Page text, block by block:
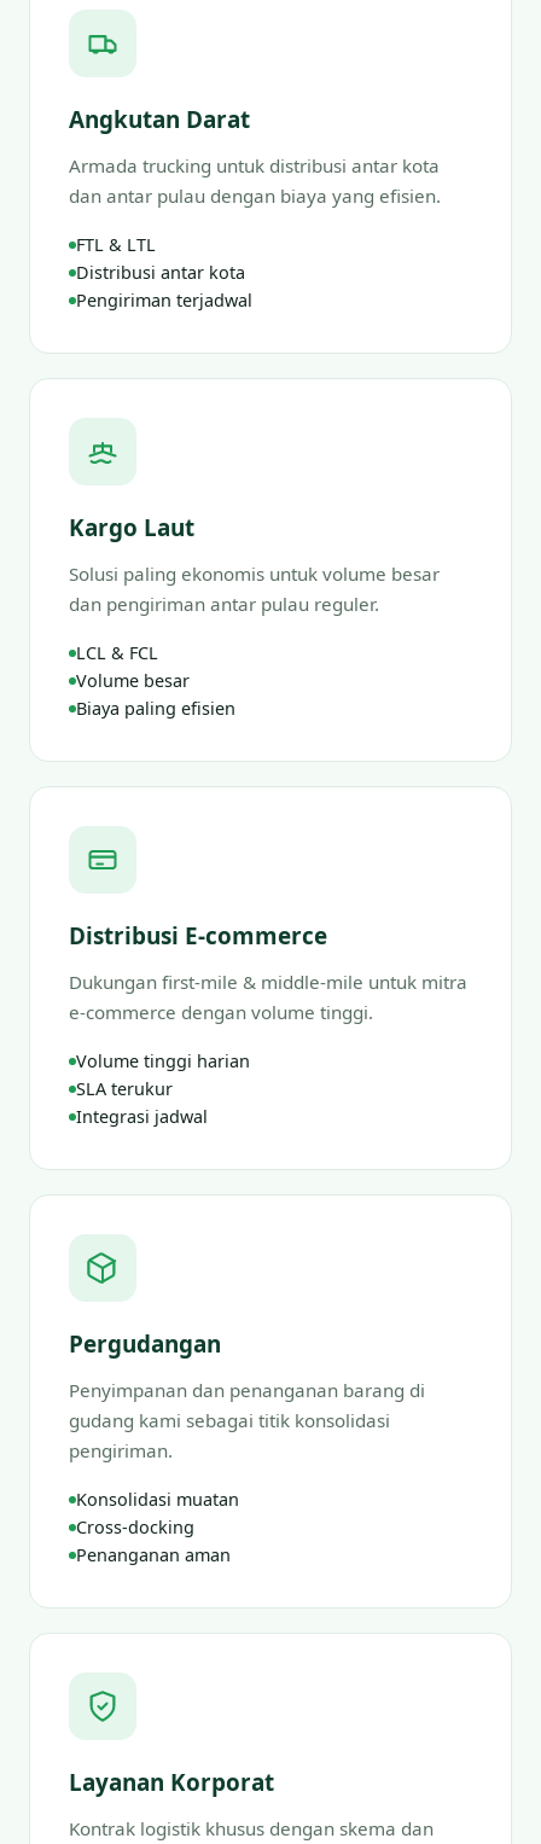
Angkutan Darat
Armada trucking untuk distribusi antar kota
dan antar pulau dengan biaya yang efisien.
FTL & LTL
Distribusi antar kota
Pengiriman terjadwal
Kargo Laut
Solusi paling ekonomis untuk volume besar
dan pengiriman antar pulau reguler.
LCL & FCL
Volume besar
Biaya paling efisien
Distribusi E-commerce
Dukungan first-mile & middle-mile untuk mitra
e-commerce dengan volume tinggi.
Volume tinggi harian
SLA terukur
Integrasi jadwal
Pergudangan
Penyimpanan dan penanganan barang di
gudang kami sebagai titik konsolidasi
pengiriman.
Konsolidasi muatan
Cross-docking
Penanganan aman
Layanan Korporat
Kontrak logistik khusus dengan skema dan